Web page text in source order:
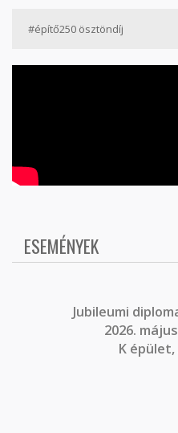
#építő250 ösztöndíj
ESEMÉNYEK
Jubileumi
2026.
K épület,